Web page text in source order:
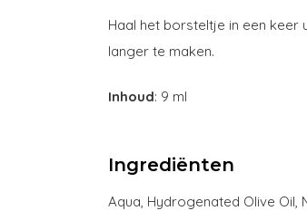
Haal het borsteltje in een
langer te maken.
Inhoud: 9 ml
Ingrediënten
Aqua, Hydrogenated Olive Oil,